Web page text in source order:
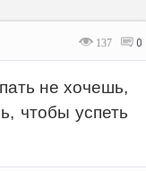
137 0
не хочешь,
чтобы успеть